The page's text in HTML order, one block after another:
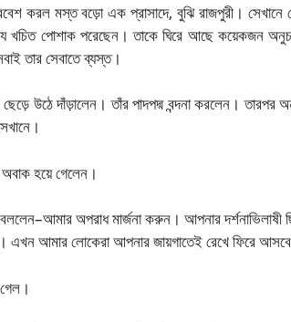
করল মস্ত বড়ো এক প্রাসাদে, বুঝি রাজপুরী। সেখানে
খচিত পোশাক পরেছেন। তাকে ঘিরে আছে কয়েকজন
তার সেবাতে ব্যস্ত।
ছেড়ে উঠে দাঁড়ালেন। তাঁর পাদপদ্ম বন্দনা করলেন। তারপর
অবাক হয়ে গেলেন।
বললেন–আমার অপরাধ মার্জনা করুন। আপনার
এখন আমার লোকেরা আপনার জায়গাতেই রেখে ফিরে